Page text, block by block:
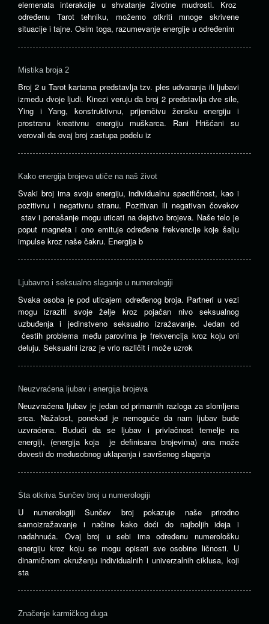
elemenata interakcije u shvatanje životne mudrosti. Kroz
određenu Tarot tehniku, možemo otkriti mnoge skrivene
situacije i tajne. Osim toga, razumevanje energije u određenim
Mistika broja 2
Broj 2 u Tarot kartama predstavlja tzv. ples udvaranja ili ljubavi
između dvoje ljudi. Kinezi veruju da broj 2 predstavlja dve sile,
Ying i Yang, konstruktivnu, prijemčivu žensku energiju i
prostranu kreativnu energiju muškarca. Rani Hrišćani su
verovali da ovaj broj zastupa podelu iz
Kako energija brojeva utiče na naš život
Svaki broj ima svoju energiju, individualnu specifičnost, kao i
pozitivnu i negativnu stranu. Pozitivan ili negativan čovekov
stav i ponašanje mogu uticati na dejstvo brojeva. Naše telo je
poput magneta i ono emituje određene frekvencije koje šalju
impulse kroz naše čakru. Energija b
Ljubavno i seksualno slaganje u numerologiji
Svaka osoba je pod uticajem određenog broja. Partneri u vezi
mogu izraziti svoje želje kroz pojačan nivo seksualnog
uzbuđenja i jedinstveno seksualno izražavanje. Jedan od
čestih problema među parovima je frekvencija kroz koju oni
deluju. Seksualni izraz je vrlo različit i može uzrok
Neuzvraćena ljubav i energija brojeva
Neuzvraćena ljubav je jedan od primarnih razloga za slomljena
srca. Nažalost, ponekad je nemoguće da nam ljubav bude
uzvraćena. Budući da se ljubav i privlačnost temelje na
energiji, (energija koja je definisana brojevima) ona može
dovesti do međusobnog uklapanja i savršenog slaganja
Šta otkriva Sunčev broj u numerologiji
U numerologiji Sunčev broj pokazuje naše prirodno
samoizražavanje i načine kako doći do najboljih ideja i
nadahnuća. Ovaj broj u sebi ima određenu numerološku
energiju kroz koju se mogu opisati sve osobine ličnosti. U
dinamičnom okruženju individualnih i univerzalnih ciklusa, koji
sta
Značenje karmičkog duga